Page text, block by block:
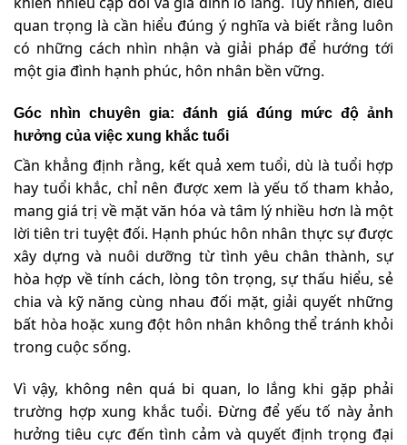
quan trọng là cần hiểu đúng ý nghĩa và biết rằng luôn
có những cách nhìn nhận và giải pháp để hướng tới
một gia đình hạnh phúc, hôn nhân bền vững.
Góc nhìn chuyên gia: đánh giá đúng mức độ ảnh
hưởng của việc xung khắc tuổi
Cần khẳng định rằng, kết quả xem tuổi, dù là tuổi hợp
hay tuổi khắc, chỉ nên được xem là yếu tố tham khảo,
mang giá trị về mặt văn hóa và tâm lý nhiều hơn là một
lời tiên tri tuyệt đối. Hạnh phúc hôn nhân thực sự được
xây dựng và nuôi dưỡng từ tình yêu chân thành, sự
hòa hợp về tính cách, lòng tôn trọng, sự thấu hiểu, sẻ
chia và kỹ năng cùng nhau đối mặt, giải quyết những
bất hòa hoặc xung đột hôn nhân không thể tránh khỏi
trong cuộc sống.
Vì vậy, không nên quá bi quan, lo lắng khi gặp phải
trường hợp xung khắc tuổi. Đừng để yếu tố này ảnh
hưởng tiêu cực đến tình cảm và quyết định trọng đại